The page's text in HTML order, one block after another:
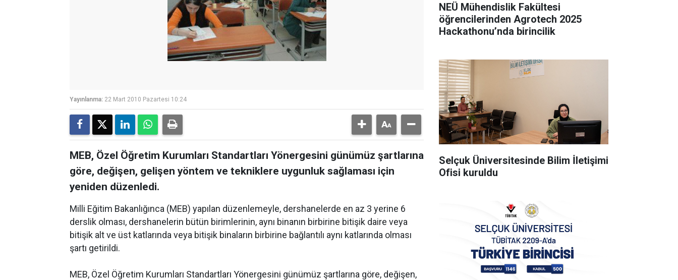
Yayınlanma: 22 Mart 2010 Pazartesi 10:24
MEB, Özel Öğretim Kurumları Standartları Yönergesini günümüz şartlarına
göre, değişen, gelişen yöntem ve tekniklere uygunluk sağlaması için
yeniden düzenledi.
Milli Eğitim Bakanlığınca (MEB) yapılan düzenlemeyle, dershanelerde en az 3 yerine 6
derslik olması, dershanelerin bütün birimlerinin, aynı binanın birbirine bitişik daire veya
bitişik alt ve üst katlarında veya bitişik binaların birbirine bağlantılı aynı katlarında olması
şartı getirildi.
MEB, Özel Öğretim Kurumları Standartları Yönergesini günümüz şartlarına göre, değişen,
NEÜ Mühendislik Fakültesi
öğrencilerinden Agrotech 2025
Hackathonu’nda birincilik
Selçuk Üniversitesinde Bilim İletişimi
Ofisi kuruldu